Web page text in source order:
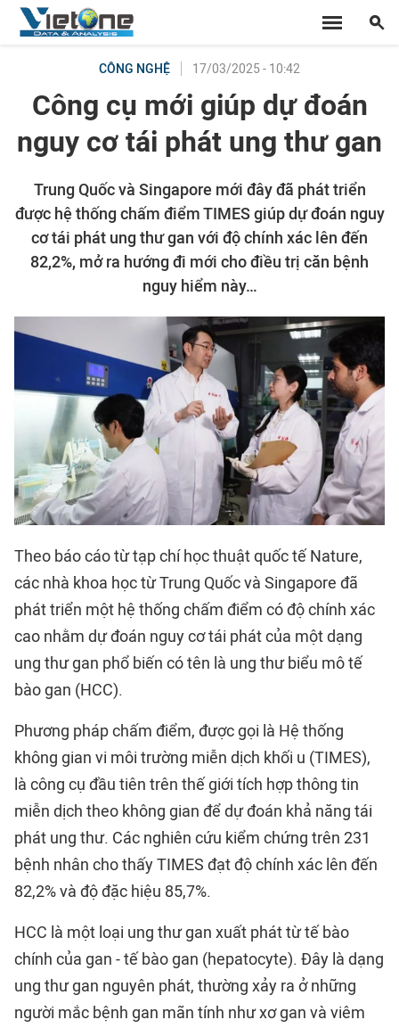
CÔNG NGHỆ 17/03/2025 - 10:42
Công cụ mới giúp dự đoán
nguy cơ tái phát ung thư gan
Trung Quốc và Singapore mới đây đã phát triển
được hệ thống chấm điểm TIMES giúp dự đoán nguy
cơ tái phát ung thư gan với độ chính xác lên đến
82,2%, mở ra hướng đi mới cho điều trị căn bệnh
nguy hiểm này…
Theo báo cáo từ tạp chí học thuật quốc tế Nature,
các nhà khoa học từ Trung Quốc và Singapore đã
phát triển một hệ thống chấm điểm có độ chính xác
cao nhằm dự đoán nguy cơ tái phát của một dạng
ung thư gan phổ biến có tên là ung thư biểu mô tế
bào gan (HCC).
Phương pháp chấm điểm, được gọi là Hệ thống
không gian vi môi trường miễn dịch khối u (TIMES),
là công cụ đầu tiên trên thế giới tích hợp thông tin
miễn dịch theo không gian để dự đoán khả năng tái
phát ung thư. Các nghiên cứu kiểm chứng trên 231
bệnh nhân cho thấy TIMES đạt độ chính xác lên đến
82,2% và độ đặc hiệu 85,7%.
HCC là một loại ung thư gan xuất phát từ tế bào
chính của gan - tế bào gan (hepatocyte). Đây là dạng
ung thư gan nguyên phát, thường xảy ra ở những
người mắc bệnh gan mãn tính như xơ gan và viêm